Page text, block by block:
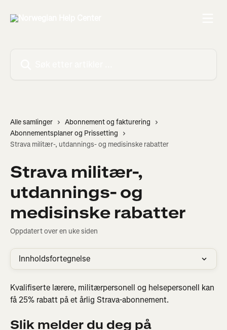
Alle samlinger
Abonnement og fakturering
Abonnementsplaner og Prissetting
Strava militær-, utdannings- og medisinske rabatter
Strava militær-,
utdannings- og
medisinske rabatter
Oppdatert over en uke siden
Innholdsfortegnelse
Kvalifiserte lærere, militærpersonell og helsepersonell kan
få 25% rabatt på et årlig Strava-abonnement.
Slik melder du deg på